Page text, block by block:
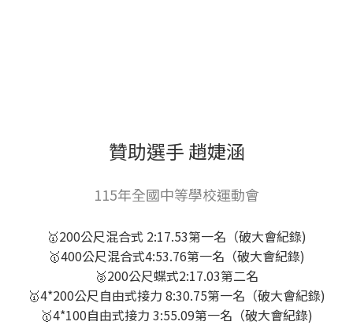
贊助選手 趙婕涵
115年全國中等學校運動會
🥇200公尺混合式 2:17.53第一名（破大會紀錄)
🥇400公尺混合式4:53.76第一名（破大會紀錄)
🥈200公尺蝶式2:17.03第二名
🥇4*200公尺自由式接力 8:30.75第一名（破大會紀錄)
🥇4*100自由式接力 3:55.09第一名（破大會紀錄)